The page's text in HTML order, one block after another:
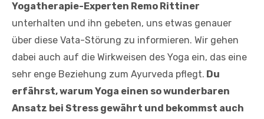
Yogatherapie-Experten Remo Rittiner
unterhalten und ihn gebeten, uns etwas genauer
über diese Vata-Störung zu informieren. Wir gehen
dabei auch auf die Wirkweisen des Yoga ein, das eine
sehr enge Beziehung zum Ayurveda pflegt. Du
erfährst, warum Yoga einen so wunderbaren
Ansatz bei Stress gewährt und bekommst auch